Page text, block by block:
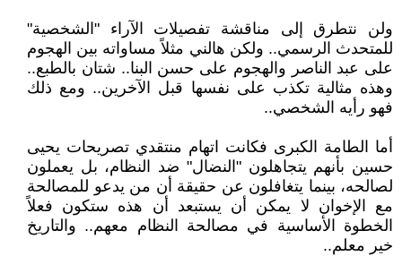
ولن نتطرق إلى مناقشة تفصيلات الآراء "الشخصية"
للمتحدث الرسمي.. ولكن هالني مثلاً مساواته بين الهجوم
على عبد الناصر والهجوم على حسن البنا.. شتان بالطبع..
وهذه مثالية تكذب على نفسها قبل الآخرين.. ومع ذلك
فهو رأيه الشخصي..
أما الطامة الكبرى فكانت اتهام منتقدي تصريحات يحيى
حسين بأنهم يتجاهلون "النضال" ضد النظام، بل يعملون
لصالحه، بينما يتغافلون عن حقيقة أن من يدعو للمصالحة
مع الإخوان لا يمكن أن يستبعد أن هذه ستكون فعلاً
الخطوة الأساسية في مصالحة النظام معهم.. والتاريخ
خير معلم..